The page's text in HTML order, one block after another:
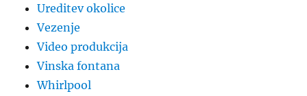
Ureditev okolice
Vezenje
Video produkcija
Vinska fontana
Whirlpool